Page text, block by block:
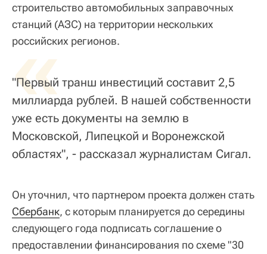
строительство автомобильных заправочных
станций (АЗС) на территории нескольких
российских регионов.
«
"Первый транш инвестиций составит 2,5
миллиарда рублей. В нашей собственности
уже есть документы на землю в
Московской, Липецкой и Воронежской
областях", - рассказал журналистам Сигал.
Он уточнил, что партнером проекта должен стать
Сбербанк, с которым планируется до середины
следующего года подписать соглашение о
предоставлении финансирования по схеме "30